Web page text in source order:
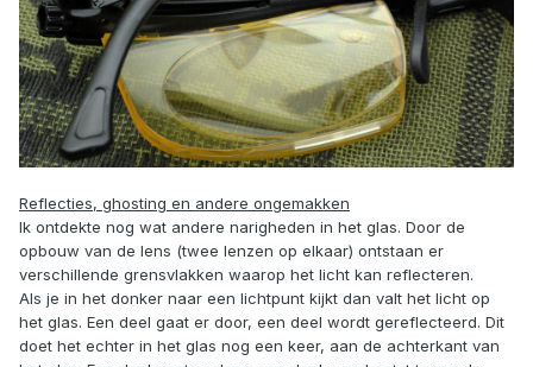
Reflecties, ghosting en andere ongemakken
Ik ontdekte nog wat andere narigheden in het glas. Door de
opbouw van de lens (twee lenzen op elkaar) ontstaan er
verschillende grensvlakken waarop het licht kan reflecteren.
Als je in het donker naar een lichtpunt kijkt dan valt het licht op
het glas. Een deel gaat er door, een deel wordt gereflecteerd. Dit
doet het echter in het glas nog een keer, aan de achterkant van